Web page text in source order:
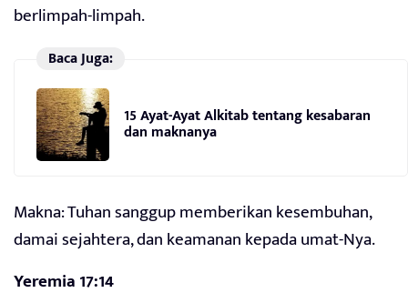
berlimpah-limpah.
Baca Juga:
15 Ayat-Ayat Alkitab tentang kesabaran
dan maknanya
Makna: Tuhan sanggup memberikan kesembuhan,
damai sejahtera, dan keamanan kepada umat-Nya.
Yeremia 17:14